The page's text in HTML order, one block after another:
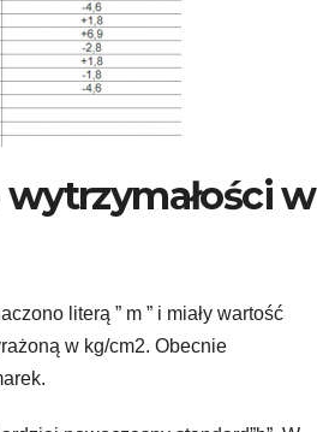
w
literą ” m ” i miały wartość
w kg/cm2. Obecnie